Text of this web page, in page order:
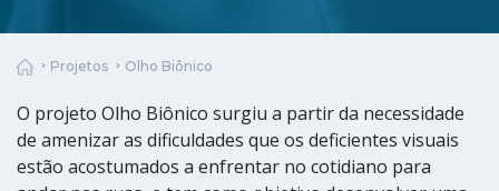
Projetos Olho Biônico
O projeto Olho Biônico surgiu a partir da necessidade
de amenizar as dificuldades que os deficientes visuais
estão acostumados a enfrentar no cotidiano para